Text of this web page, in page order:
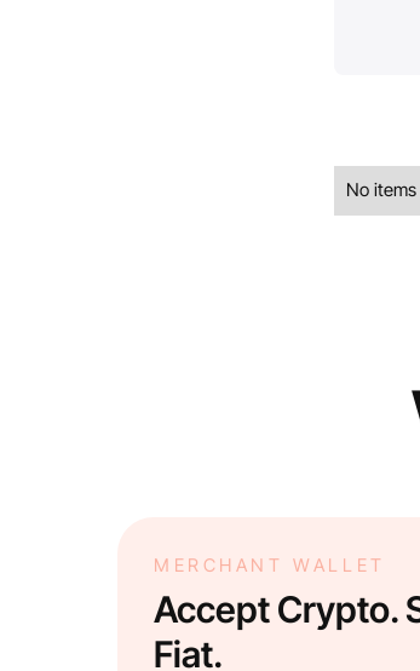
No
MERCHANT WALLET
Accept Crypto.
Fiat.